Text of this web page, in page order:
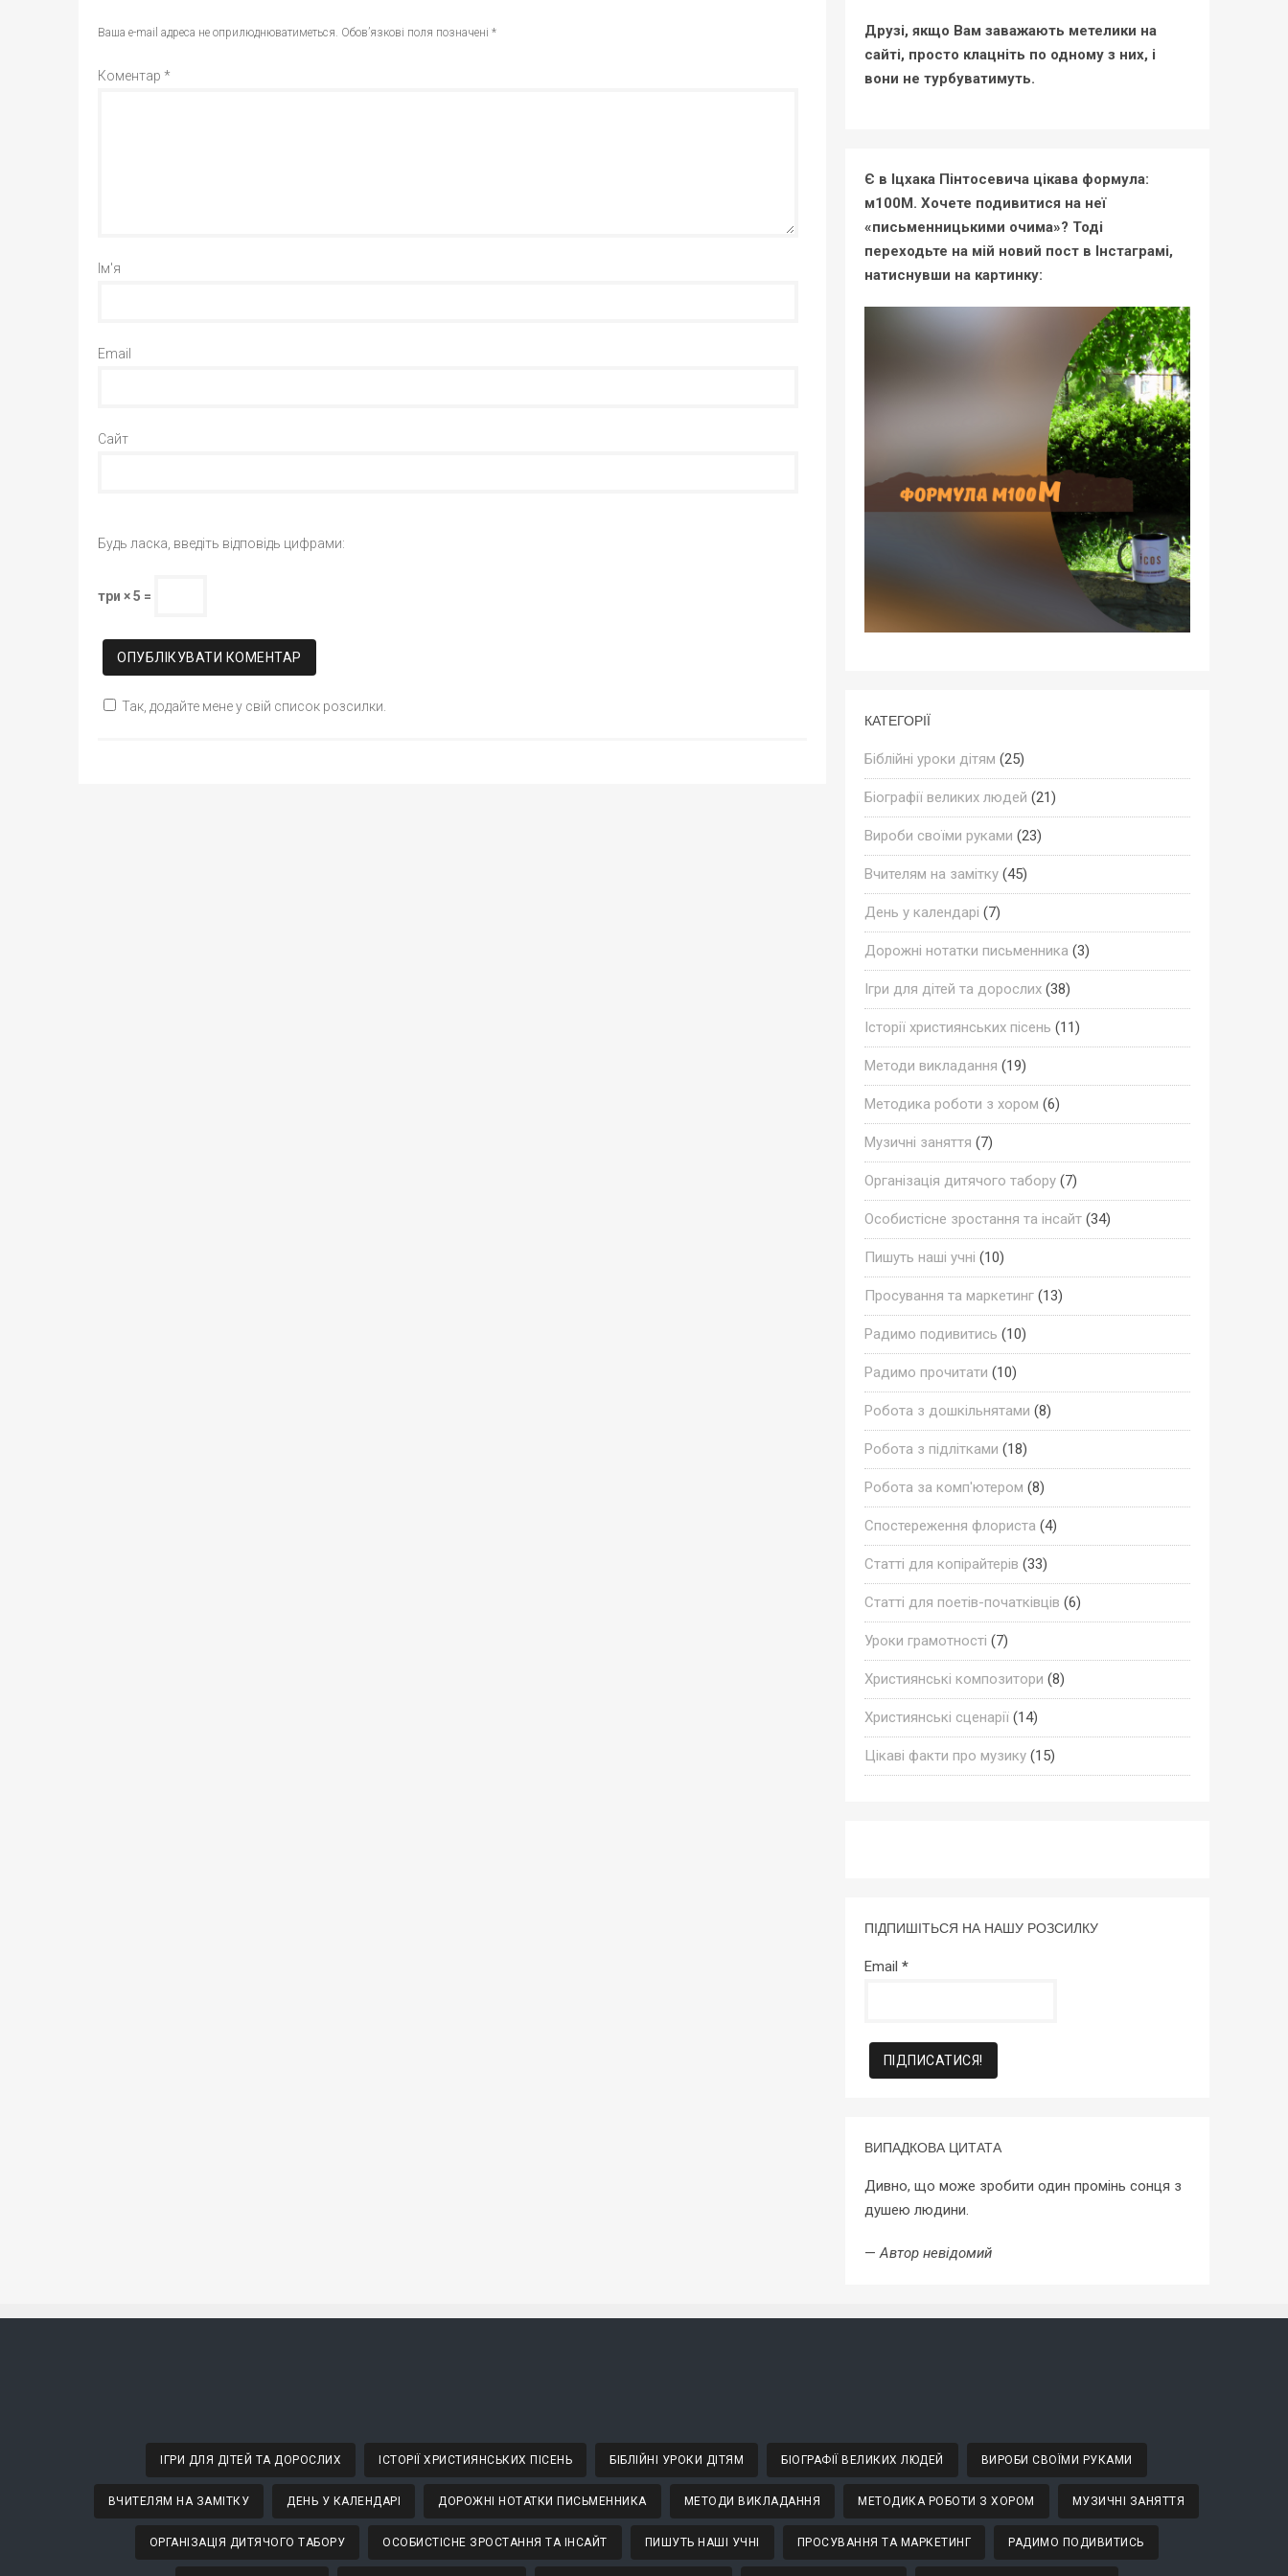
Ваша e-mail адреса не оприлюднюватиметься. Обов’язкові поля позначені *
Коментар *
Ім'я
Email
Сайт
Будь ласка, введіть відповідь цифрами:
три × 5 =
Так, додайте мене у свій список розсилки.
Друзі, якщо Вам заважають метелики на
сайті, просто клацніть по одному з них, і
вони не турбуватимуть.
Є в Іцхака Пінтосевича цікава формула:
м100М. Хочете подивитися на неї
«письменницькими очима»? Тоді
переходьте на мій новий пост в Інстаграмі,
натиснувши на картинку:
КАТЕГОРІЇ
Біблійні уроки дітям (25)
Біографії великих людей (21)
Вироби своїми руками (23)
Вчителям на замітку(45)
День у календарі (7)
Дорожні нотатки письменника (3)
Ігри для дітей та дорослих(38)
Історії християнських пісень (11)
Методи викладання (19)
Методика роботи з хором (6)
Музичні заняття (7)
Організація дитячого табору(7)
Особистісне зростання та інсайт(34)
Пишуть наші учні (10)
Просування та маркетинг(13)
Радимо подивитись (10)
Радимо прочитати (10)
Робота з дошкільнятами (8)
Робота з підлітками (18)
Робота за комп'ютером (8)
Спостереження флориста (4)
Статті для копірайтерів (33)
Статті для поетів-початківців (6)
Уроки грамотності (7)
Християнські композитори (8)
Християнські сценарії(14)
Цікаві факти про музику(15)
ПІДПИШІТЬСЯ НА НАШУ РОЗСИЛКУ
Email *
ВИПАДКОВА ЦИТАТА
Дивно, що може зробити один промінь сонця з
душею людини.
—Автор невідомий
ІГРИ ДЛЯ ДІТЕЙ ТА ДОРОСЛИХ ІСТОРІЇ ХРИСТИЯНСЬКИХ ПІСЕНЬ БІБЛІЙНІ УРОКИ ДІТЯМ БІОГРАФІЇ ВЕЛИКИХ ЛЮДЕЙ ВИРОБИ СВОЇМИ РУКАМИ
ВЧИТЕЛЯМ НА ЗАМІТКУ ДЕНЬ У КАЛЕНДАРІ ДОРОЖНІ НОТАТКИ ПИСЬМЕННИКА МЕТОДИ ВИКЛАДАННЯ МЕТОДИКА РОБОТИ З ХОРОМ МУЗИЧНІ ЗАНЯТТЯ
ОРГАНІЗАЦІЯ ДИТЯЧОГО ТАБОРУ ОСОБИСТІСНЕ ЗРОСТАННЯ ТА ІНСАЙТ ПИШУТЬ НАШІ УЧНІ ПРОСУВАННЯ ТА МАРКЕТИНГ РАДИМО ПОДИВИТИСЬ